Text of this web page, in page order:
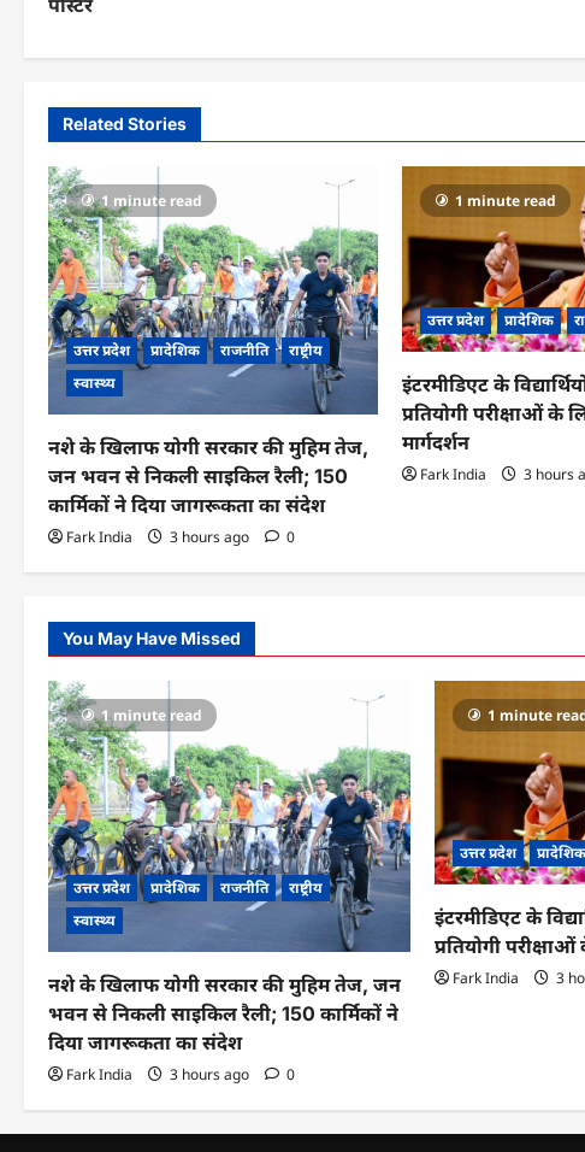
n
a
v
i
g
a
i
o
n
पोस्टर
Related Stories
1 minute read
उत्तर प्रदेश प्रादेशिक राजनीति
राष्ट्रीय
स्वास्थ्य
नशे के खिलाफ योगी सरकार की मुहिम तेज,
जन भवन से निकली साइकिल रैली; 150
कार्मिकों ने दिया जागरूकता का संदेश
Fark India 3 hours ago 0
1 minute read
उत्तर प्रदेश प्रादेशिक
इंटरमीडिएट के
प्रतियोगी परीक्षाओं के
मार्गदर्शन
Fark India 3 hours
You May Have Missed
1 minute read
उत्तर प्रदेश प्रादेशिक राजनीति
राष्ट्रीय
स्वास्थ्य
नशे के खिलाफ योगी सरकार की मुहिम तेज, जन
भवन से निकली साइकिल रैली; 150 कार्मिकों ने
दिया जागरूकता का संदेश
Fark India 3 hours ago 0
1 minute
उत्तर प्रदेश प्रादेशिक
इंटरमीडिएट के
प्रतियोगी
Fark India 3